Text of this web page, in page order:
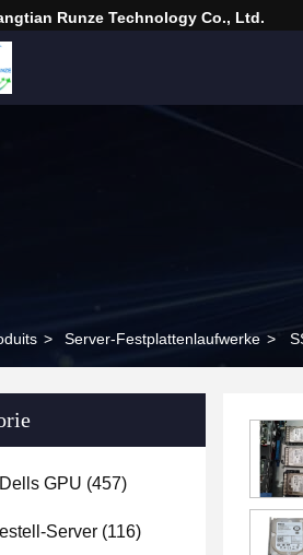
Runze Technology Co., Ltd.
> Server-Festplattenlaufwerke >
GPU (457)
Server (116)